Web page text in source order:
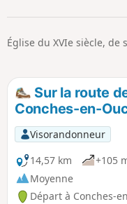
Église du XVIe siècle,
Sur la route
Conches-en-
Visorandonneur
14,57 km
+105
Moyenne
Départ à Conches-